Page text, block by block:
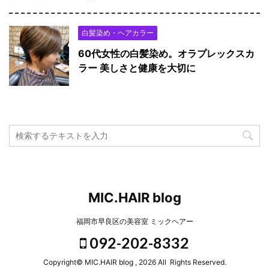
白髪染め・ヘアカラー
60代女性の白髪染め。オラプレックスカ
ラー 美しさと健康を大切に
MIC.HAIR blog
福岡市早良区の美容室 ミックヘアー
092-202-8332
Copyright© MIC.HAIR blog , 2026 All Rights Reserved.